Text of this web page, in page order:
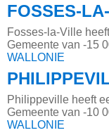
FOSSES-
Fosses-la-Ville
Gemeente van -15
WALLONIE
Philippeville heeft
Gemeente van -10
WALLONIE